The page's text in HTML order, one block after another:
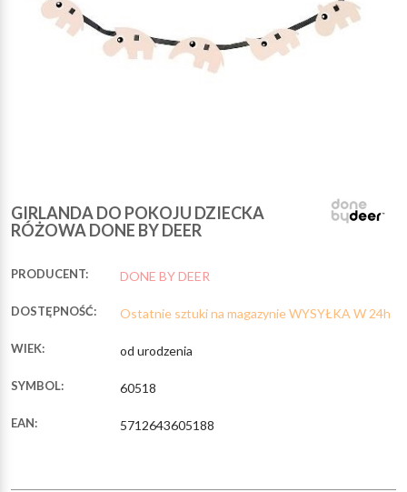
GIRLANDA DO POKOJU DZIECKA
RÓŻOWA DONE BY DEER
PRODUCENT: DONE BY DEER
DOSTĘPNOŚĆ: Ostatnie sztuki na magazynie WYSYŁKA W 24h
WIEK: od urodzenia
SYMBOL: 60518
EAN: 5712643605188